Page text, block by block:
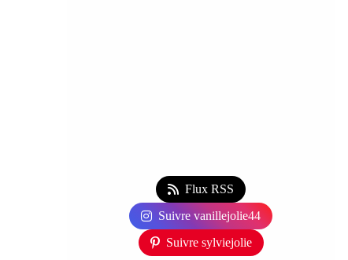
Flux RSS
Suivre vanillejolie44
Suivre sylviejolie